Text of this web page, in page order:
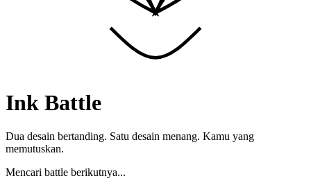
Ink Battle
Dua desain bertanding. Satu desain menang. Kamu yang
memutuskan.
Mencari battle berikutnya...